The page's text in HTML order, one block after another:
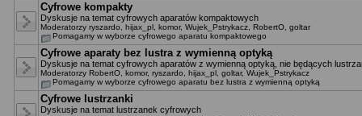
Cyfrowe kompakty
Dyskusje na temat cyfrowych aparatów kompaktowych
Moderatorzy ryszardo hijax_pl komor, Wujek_Pstrykacz RobertO goltar
Pomagamy w wyborze cyfrowego aparatu kompaktowego
Cyfrowe aparaty bez lustra z wymienną optyką
Dyskusje na temat cyfrowych aparatów z wymienną optyką, nie będących
Moderatorzy RobertO komor, ryszardo hijax_pl goltar, Wujek_Pstrykacz
Pomagamy w wyborze cyfrowego aparatu bez lustra z wymienną optyką
Cyfrowe lustrzanki
Dyskusje na temat lustrzanek cyfrowych